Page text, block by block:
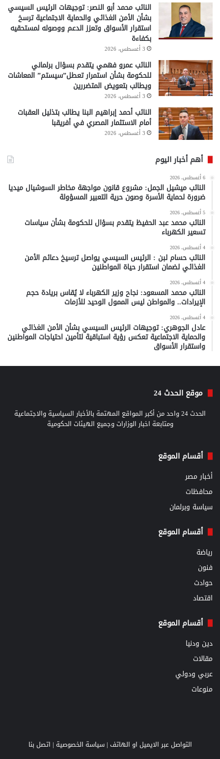
النائب محمد أبو النصر: توجيهات الرئيس السيسي
بشأن الأمن الغذائي والحماية الاجتماعية ترسخ
استقرار الأسواق وتعزز الدعم ووصوله لمستحقيه
بكفاءة
3 أغسطس، 2026
النائب عمرو فهمي يتقدم بسؤال برلماني
للحكومة بشأن استمرار تعطل”سيستم” المعاشات
ويطالب بتعويض المتضررين
3 أغسطس، 2026
النائب أحمد إبراهيم البنا يطالب بتذليل العقبات
أمام الاستثمار المصري في أفريقبا
3 أغسطس، 2026
أهم أخبار اليوم
6 أغسطس، 2026
النائب ميشيل الجمل: مشروع قانون مواجهة مخاطر السوشيال ميديا
ضرورة لحماية الأسرة وصون حرية التعبير المسؤولة
5 أغسطس، 2026
النائب محمد عبد الحفيظ يتقدم بسؤال للحكومة بشأن سياسات
تسعير الكهرباء
4 أغسطس، 2026
النائب حسام لبن : الرئيس السيسي يواصل ترسيخ دعائم الأمن
الغذائي لضمان استقرار حياة المواطنين
4 أغسطس، 2026
النائب محمد المسعود: نجاح وزير الكهرباء لا يُقاس بريادة حجم
الإيرادات.. والمواطن ليس الممول الوحيد للأزمات
4 أغسطس، 2026
عادل الجوهري: توجيهات الرئيس السيسي بشأن الأمن الغذائي
والحماية الاجتماعية تعكس رؤية استباقية لتأمين احتياجات المواطنين
واستقرار الأسواق
موقع الحدث 24
الحدث 24 واحد من أكبر المواقع المهتمة بالأخبار السياسية والاجتماعية
ومتابعة اخبار الوزارات وجميع الهيئات الحكومية
أقسام الموقع
أخبار مصر
محافظات
سياسة وبرلمان
أقسام الموقع
رياضة
فنون
حوادث
اقتصاد
أقسام الموقع
دين ودنيا
مقالات
عربي ودولي
منوعات
التواصل عبر الايميل او الهاتف |سياسة الخصوصية | اتصل بنا